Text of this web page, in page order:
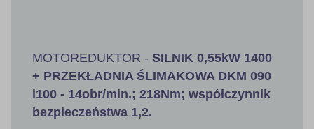
MOTOREDUKTOR - SILNIK 0,55kW 1400
+ PRZEKŁADNIA ŚLIMAKOWA DKM 090
i100 - 14obr/min.; 218Nm; współczynnik
bezpieczeństwa 1,2.